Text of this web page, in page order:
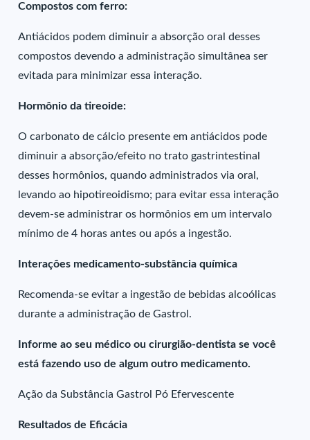
Compostos com ferro:
Antiácidos podem diminuir a absorção oral desses
compostos devendo a administração simultânea ser
evitada para minimizar essa interação.
Hormônio da tireoide:
O carbonato de cálcio presente em antiácidos pode
diminuir a absorção/efeito no trato gastrintestinal
desses hormônios, quando administrados via oral,
levando ao hipotireoidismo; para evitar essa interação
devem-se administrar os hormônios em um intervalo
mínimo de 4 horas antes ou após a ingestão.
Interações medicamento-substância química
Recomenda-se evitar a ingestão de bebidas alcoólicas
durante a administração de Gastrol.
Informe ao seu médico ou cirurgião-dentista se você
está fazendo uso de algum outro medicamento.
Ação da Substância Gastrol Pó Efervescente
Resultados de Eficácia